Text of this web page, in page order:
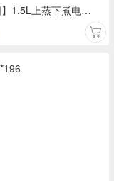
【九阳】1.5L上蒸下煮电火锅HG15-G622